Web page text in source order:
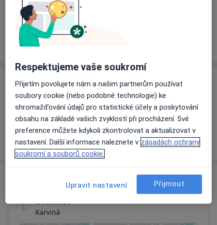
Ceník
Ceník
Informace o službách a cenách nejsou k dispozici
Tento specialista ještě nepřidával žádné informace o
svých službách.
Ordinace
Karviná
Respektujeme vaše soukromí
Přijetím povolujete nám a našim partnerům používat
soubory cookie (nebo podobné technologie) ke
shromažďování údajů pro statistické účely a poskytování
obsahu na základě vašich zvyklostí při procházení. Své
preference můžete kdykoli zkontrolovat a aktualizovat v
nastavení. Další informace naleznete v zásadách ochrany
soukromí a souborů cookie.
Upravit nastavení Přijmout